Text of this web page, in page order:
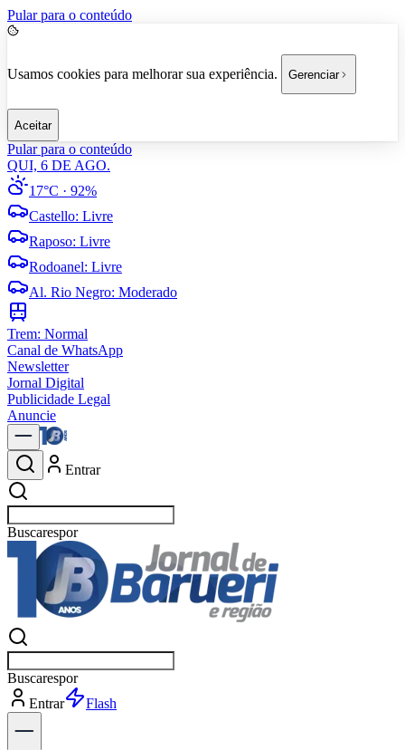
Pular para o conteúdo
Usamos cookies para melhorar sua experiência. Gerenciar
Aceitar
Pular para o conteúdo
QUI, 6 DE AGO.
17°C · 92%
Castello: Livre
Raposo: Livre
Rodoanel: Livre
Al. Rio Negro: Moderado
Trem: Normal
Canal de WhatsApp
Newsletter
Jornal Digital
Publicidade Legal
Anuncie
Entrar
Buscarnotí
Buscarnotí
Entrar
Explorar